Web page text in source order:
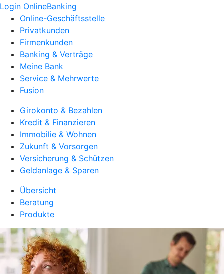
Login OnlineBanking
Online-Geschäftsstelle
Privatkunden
Firmenkunden
Banking & Verträge
Meine Bank
Service & Mehrwerte
Fusion
Girokonto & Bezahlen
Kredit & Finanzieren
Immobilie & Wohnen
Zukunft & Vorsorgen
Versicherung & Schützen
Geldanlage & Sparen
Übersicht
Beratung
Produkte